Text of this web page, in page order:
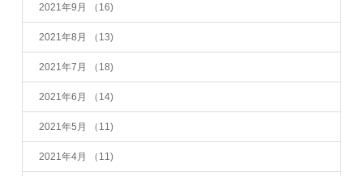
2021年9月 （16)
2021年8月 （13)
2021年7月 （18)
2021年6月 （14)
2021年5月 （11)
2021年4月 （11)